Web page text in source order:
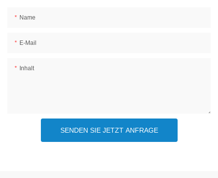
Name
E-Mail
Inhalt
SENDEN SIE JETZT ANFRAGE